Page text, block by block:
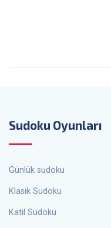
Sudoku Oyunları
Günlük sudoku
Klasik Sudoku
Katil Sudoku